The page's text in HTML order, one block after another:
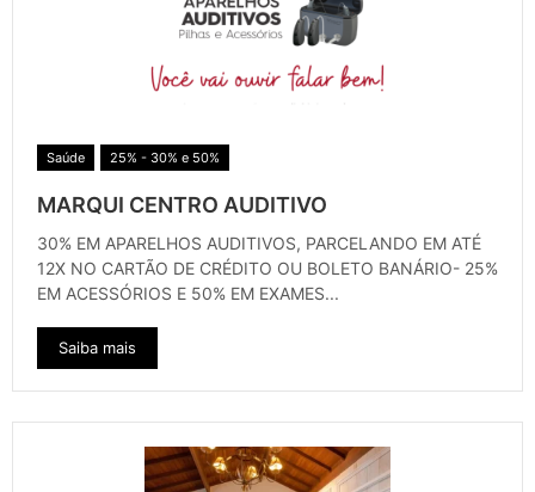
Saúde 25% - 30% e 50%
MARQUI CENTRO AUDITIVO
30% EM APARELHOS AUDITIVOS, PARCELANDO EM ATÉ
12X NO CARTÃO DE CRÉDITO OU BOLETO BANÁRIO- 25%
EM ACESSÓRIOS E 50% EM EXAMES...
Saiba mais